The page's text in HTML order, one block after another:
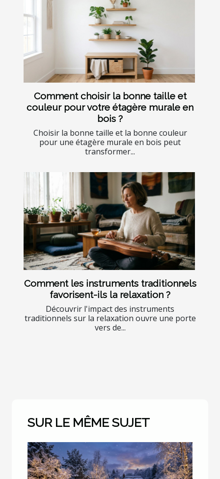
Comment choisir la bonne taille et
couleur pour votre étagère murale en
bois ?
Choisir la bonne taille et la bonne couleur
pour une étagère murale en bois peut
transformer...
Comment les instruments traditionnels
favorisent-ils la relaxation ?
Découvrir l'impact des instruments
traditionnels sur la relaxation ouvre une porte
vers de...
SUR LE MÊME SUJET